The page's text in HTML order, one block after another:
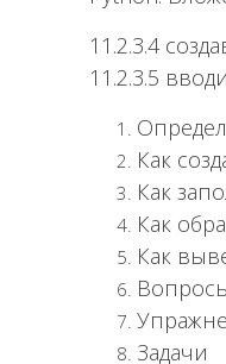
11.2.3.4
11.2.3.5
Как
Как
Как
Как
Задачи